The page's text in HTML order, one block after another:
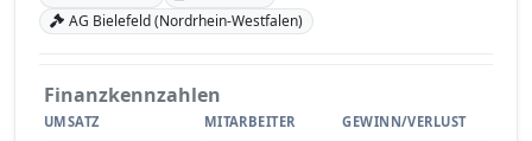
AG Bielefeld (Nordrhein-Westfalen)
Finanzkennzahlen
UMSATZ MITARBEITER GEWINN/VERLUST